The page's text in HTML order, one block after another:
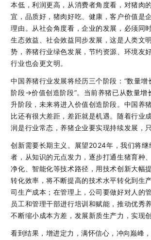
本低，利润更高，从消费者角度看，对猪肉
宜，品质好，猪肉好吃、健康，客户价值是
理由。从社会角度看，企业的发展，必须同
生态效益、社会效益同步发展，这是人类文
势，养猪行业绿色发展，节约资源、环境友
行业也会更文明。
中国养猪行业发展将经历三个阶段：“数量
阶段→价值创造阶段”。当前养猪已从数量增
升阶段，未来将进入价值创造阶段。中国养
比还有很大差距，差距就是机遇。随着行业
润是行业常态，养猪企业要实现持续发展，
创新需要长期主义。展望2024年，我们将继
者，从知识的元点发力，逐步打通生猪育种
净化、智能化等技术路径，用技术创新大幅
转化效率，将不断提高的技术水平转化到生
司生产成本；在管理上，公司要做好对人的
员工和管理干部进行培训和赋能，推动优秀
不断缩小成本方差，发展新质生产力，实现
看到结果，增进定力，满怀信心，冲向巅峰